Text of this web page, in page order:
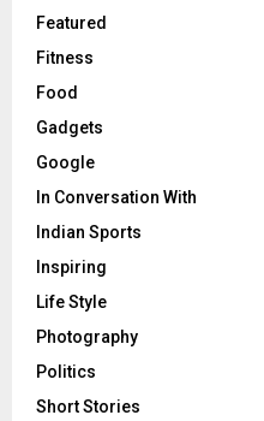
Featured
Fitness
Food
Gadgets
Google
In Conversation With
Indian Sports
Inspiring
Life Style
Photography
Politics
Short Stories